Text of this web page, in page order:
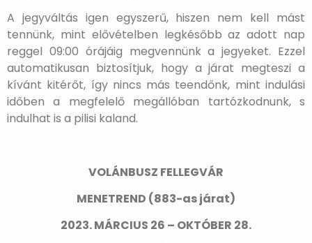
A jegyváltás igen egyszerű, hiszen nem kell mást
tennünk, mint elővételben legkésőbb az adott nap
reggel 09:00 órájáig megvennünk a jegyeket. Ezzel
automatikusan biztosítjuk, hogy a járat megteszi a
kívánt kitérőt, így nincs más teendőnk, mint indulási
időben a megfelelő megállóban tartózkodnunk, s
indulhat is a pilisi kaland.
VOLÁNBUSZ FELLEGVÁR
MENETREND (883-as járat)
2023. MÁRCIUS 26 – OKTÓBER 28.